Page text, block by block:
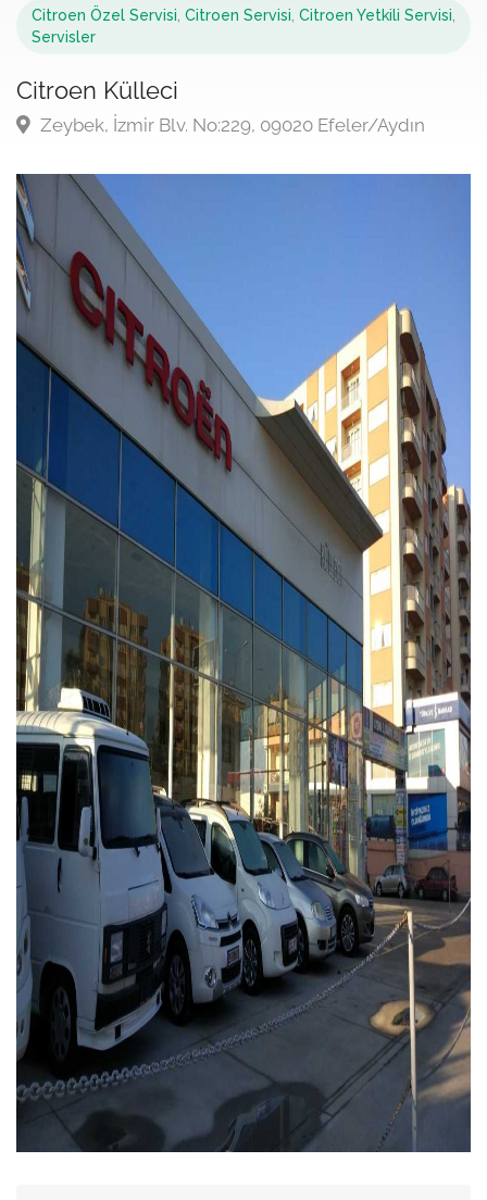
Citroen Özel Servisi Citroen Servisi Citroen Yetkili Servisi
Servisler
Citroen Külleci
Zeybek, İzmir Blv. No:229, 09020 Efeler/Aydın